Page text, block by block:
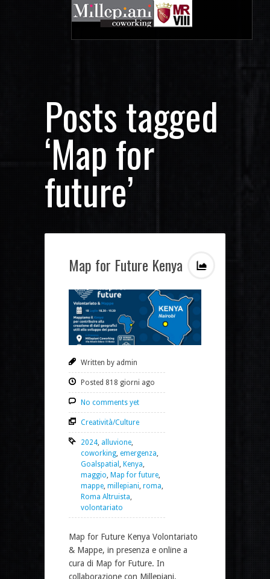
Posts tagged
‘Map for
future’
Map for Future Kenya
Written by admin
Posted 818 giorni ago
No comments yet
Creatività/Culture
2024 alluvione
coworking emergenza
Goalspatial
Kenya
maggio Map for future
mappe millepiani roma
Roma Altruista
volontariato
Map for Future Kenya Volontariato
& Mappe, in presenza e online a
cura di Map for Future. In
collaborazione con Millepiani,